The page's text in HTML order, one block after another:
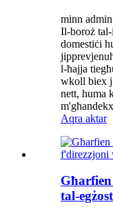
minn
Il-boroż
domestiċi
l-ħajja
wkoll biex
nett, huma
Aqra aktar
tal-